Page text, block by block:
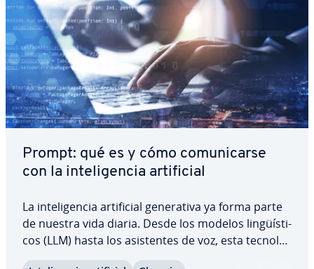
Prompt: qué es y cómo co­mu­ni­car­se
con la in­te­li­ge­n­cia ar­ti­fi­cial
La in­te­li­ge­n­cia ar­ti­fi­cial ge­ne­ra­ti­va ya forma parte
de nuestra vida diaria. Desde los modelos li­n­güí­s­ti­
cos (LLM) hasta los asi­s­te­n­tes de voz, esta te­c­no­lo­